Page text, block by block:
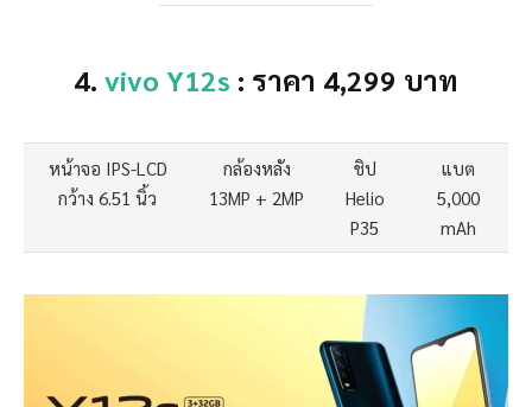
4. vivo Y12s : ราคา 4,299 บาท
หน้าจอ IPS-LCD
กว้าง 6.51 นิ้ว
กล้องหลัง
13MP + 2MP
ชิป
Helio
P35
แบต
5,000
mAh